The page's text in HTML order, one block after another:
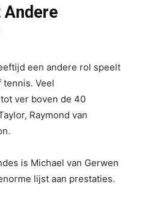
een andere rol speelt
Veel
ver boven de 40
Raymond van
is Michael van Gerwen
lijst aan prestaties.